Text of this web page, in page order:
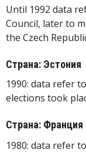
Until 1992 data
Council, later to
the Czech
Страна: Эстония
1990: data refer
elections took
Страна: Франция
1980: data refer